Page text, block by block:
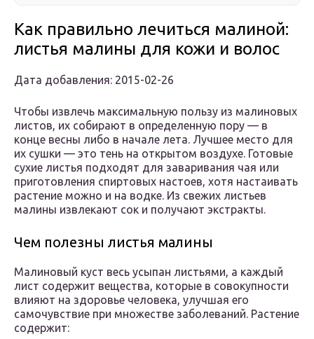
Как правильно лечиться малиной:
листья малины для кожи и волос
Дата добавления: 2015-02-26
Чтобы извлечь максимальную пользу из малиновых
листов, их собирают в определенную пору — в
конце весны либо в начале лета. Лучшее место для
их сушки — это тень на открытом воздухе. Готовые
сухие листья подходят для заваривания чая или
приготовления спиртовых настоев, хотя настаивать
растение можно и на водке. Из свежих листьев
малины извлекают сок и получают экстракты.
Чем полезны листья малины
Малиновый куст весь усыпан листьями, а каждый
лист содержит вещества, которые в совокупности
влияют на здоровье человека, улучшая его
самочувствие при множестве заболеваний. Растение
содержит: